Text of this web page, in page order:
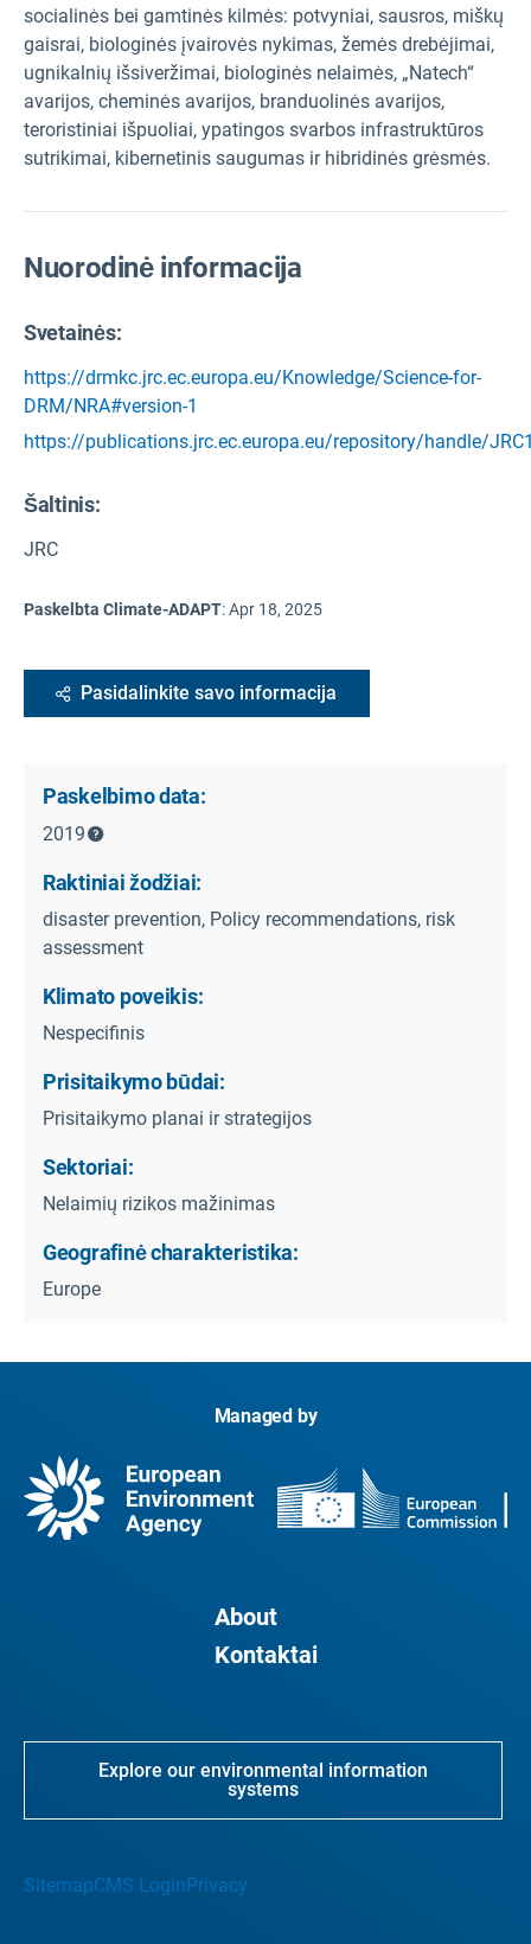
socialinės bei gamtinės kilmės: potvyniai, sausros, miškų
gaisrai, biologinės įvairovės nykimas, žemės drebėjimai,
ugnikalnių išsiveržimai, biologinės nelaimės, „Natech“
avarijos, cheminės avarijos, branduolinės avarijos,
teroristiniai išpuoliai, ypatingos svarbos infrastruktūros
sutrikimai, kibernetinis saugumas ir hibridinės grėsmės.
Nuorodinė informacija
Svetainės:
https://drmkc.jrc.ec.europa.eu/Knowledge/Science-for-
DRM/NRA#version-1
https://publications.jrc.ec.europa.eu/repository/handle/
Šaltinis:
JRC
Paskelbta Climate-ADAPT:Apr 18, 2025
Pasidalinkite savo informacija
Paskelbimo data:
2019
Raktiniai žodžiai:
disaster prevention, Policy recommendations, risk
assessment
Klimato poveikis:
Nespecifinis
Prisitaikymo būdai:
Prisitaikymo planai ir strategijos
Sektoriai:
Nelaimių rizikos mažinimas
Geografinė charakteristika:
Europe
Managed by
About
Kontaktai
Explore our environmental information
systems
SitemapCMS LoginPrivacy